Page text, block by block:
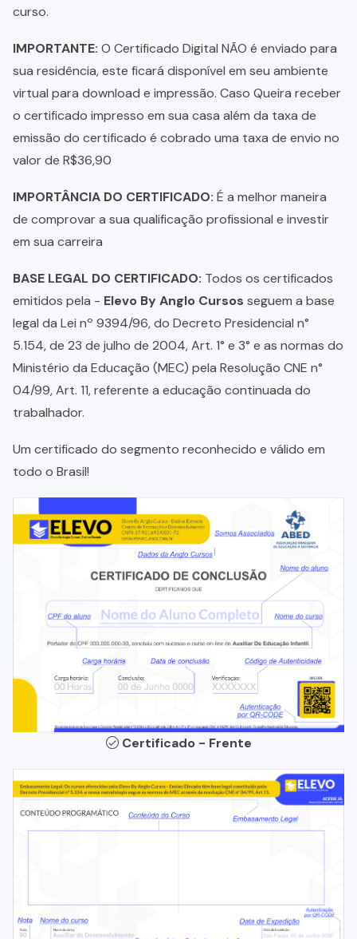
curso.
IMPORTANTE: O Certificado Digital NÃO é enviado para
sua residência, este ficará disponível em seu ambiente
virtual para download e impressão. Caso Queira receber
o certificado impresso em sua casa além da taxa de
emissão do certificado é cobrado uma taxa de envio no
valor de R$36,90
IMPORTÂNCIA DO CERTIFICADO: É a melhor maneira
de comprovar a sua qualificação profissional e investir
em sua carreira
BASE LEGAL DO CERTIFICADO: Todos os certificados
emitidos pela - Elevo By Anglo Cursos seguem a base
legal da Lei nº 9394/96, do Decreto Presidencial n°
5.154, de 23 de julho de 2004, Art. 1° e 3° e as normas do
Ministério da Educação (MEC) pela Resolução CNE n°
04/99, Art. 11, referente a educação continuada do
trabalhador.
Um certificado do segmento reconhecido e válido em
todo o Brasil!
Certificado - Frente